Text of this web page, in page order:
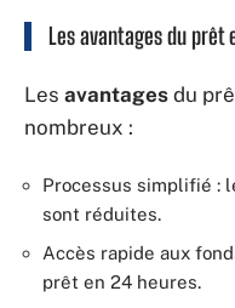
Les avantages du
Les avantages du
nombreux :
Processus simplifié :
sont réduites.
Accès rapide aux
prêt en 24 heures.